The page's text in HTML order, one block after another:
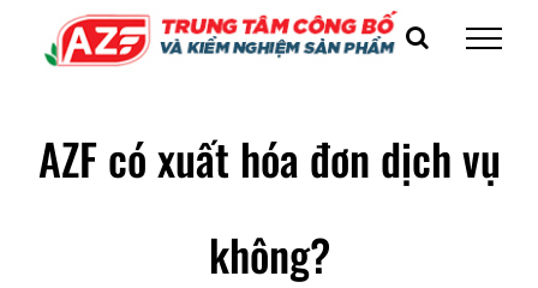
AZF có xuất hóa đơn dịch vụ
không?